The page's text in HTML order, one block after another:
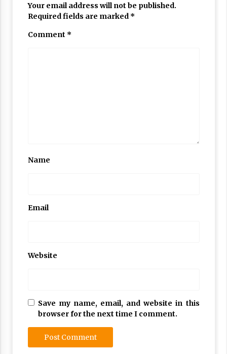
Your email address will not be published.
Required fields are marked *
Comment *
Name
Email
Website
Save my name, email, and website in this
browser for the next time I comment.